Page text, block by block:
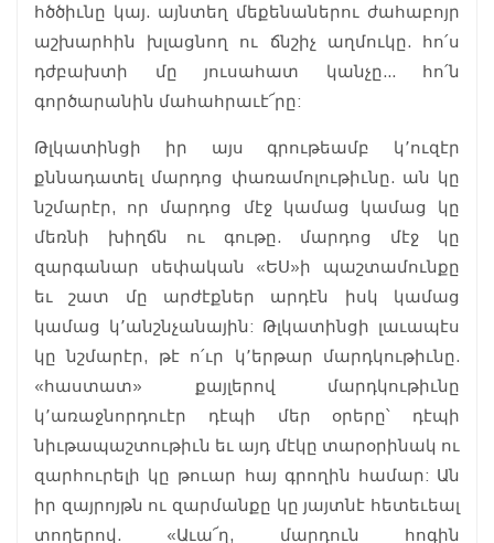
հծծիւնը կայ. այնտեղ մեքենաներու ժահաբոյր
աշխարհին խլացնող ու ճնշիչ աղմուկը. հո՛ս
դժբախտի մը յուսահատ կանչը... հո՛ն
գործարանին մահահրաւէ՜րը:
Թլկատինցի իր այս գրութեամբ կ՚ուզէր
քննադատել մարդոց փառամոլութիւնը. ան կը
նշմարէր, որ մարդոց մէջ կամաց կամաց կը
մեռնի խիղճն ու գութը. մարդոց մէջ կը
զարգանար սեփական «ԵՍ»ի պաշտամունքը
եւ շատ մը արժէքներ արդէն իսկ կամաց
կամաց կ՚անշնչանային: Թլկատինցի լաւապէս
կը նշմարէր, թէ ո՛ւր կ՚երթար մարդկութիւնը.
«հաստատ» քայլերով մարդկութիւնը
կ՚առաջնորդուէր դէպի մեր օրերը՝ դէպի
նիւթապաշտութիւն եւ այդ մէկը տարօրինակ ու
զարհուրելի կը թուար հայ գրողին համար: Ան
իր զայրոյթն ու զարմանքը կը յայտնէ հետեւեալ
տողերով. «Աւա՜ղ, մարդուն հոգին